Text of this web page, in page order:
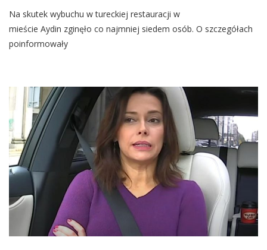
W
Na skutek wybuchu w tureckiej restauracji w
mieście Aydin zginęło co najmniej siedem osób. O szczegółach
poinformowały